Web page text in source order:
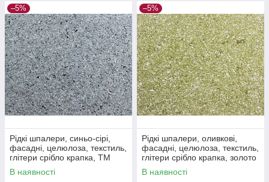
–5%
Рідкі шпалери, синьо-сірі,
фасадні, целюлоза, текстиль,
глітери срібло крапка, ТМ
"Макс-Колор",Тип Ф/3
В наявності
–5%
Рідкі шпалери, оливкові,
фасадні, целюлоза, текстиль,
глітери срібло крапка, золото
крапка, ТМ "Макс-Колор",
Тип Ф/4
В наявності